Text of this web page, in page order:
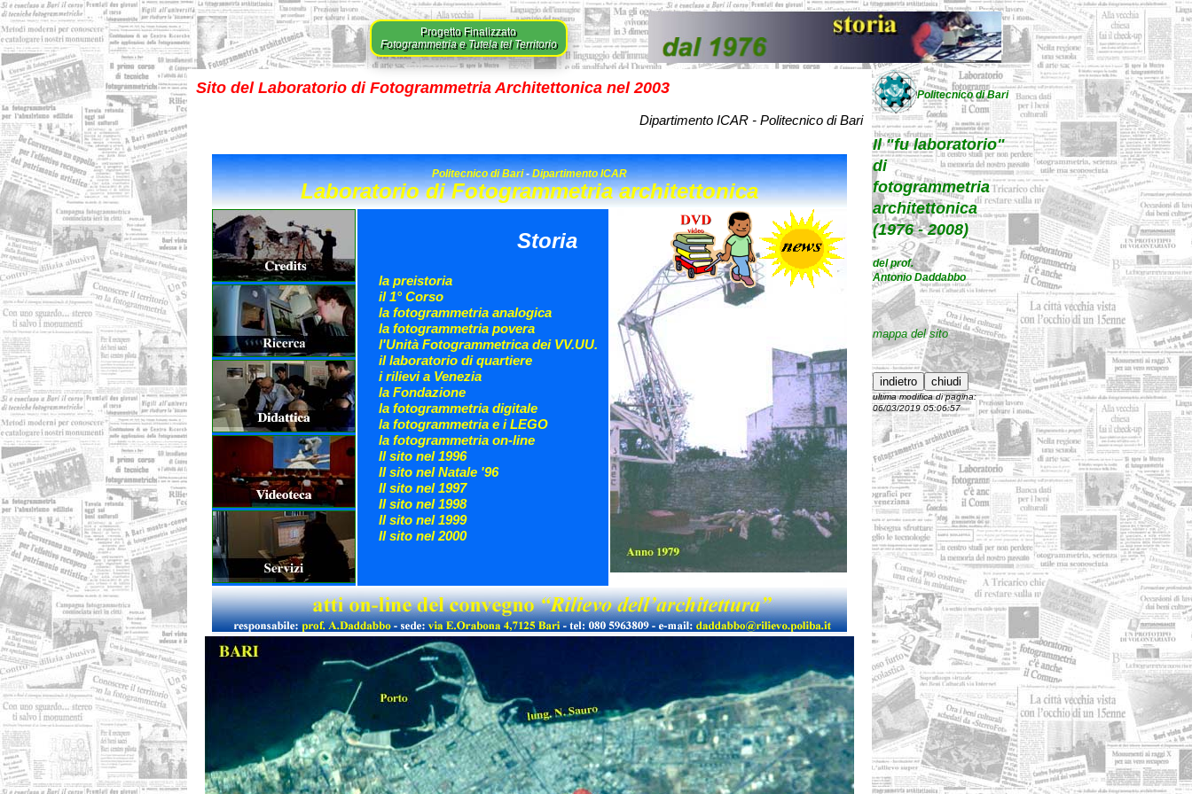
Progetto Finalizzato
Fotogrammetria e Tutela tel Territorio
Sito del Laboratorio di Fotogrammetria Architettonica nel 2003 Politecnico di Bari
Il "fu laboratorio"
di
fotogrammetria
architettonica
(1976 - 2008)
del prof.
Antonio Daddabbo
mappa del sito
ultima modifica di pagina:
06/03/2019 05:06:57
Dipartimento ICAR - Politecnico di Bari
Politecnico di Bari-Dipartimento ICAR
Laboratorio di Fotogrammetria architettonica
Storia
la preistoria
il 1° Corso
la fotogrammetria analogica
la fotogrammetria povera
l'Unità Fotogrammetrica dei VV.UU.
il laboratorio di quartiere
i rilievi a Venezia
la Fondazione
la fotogrammetria digitale
la fotogrammetria e i LEGO
la fotogrammetria on-line
Il sito nel 1996
Il sito nel Natale '96
Il sito nel 1997
Il sito nel 1998
Il sito nel 1999
Il sito nel 2000